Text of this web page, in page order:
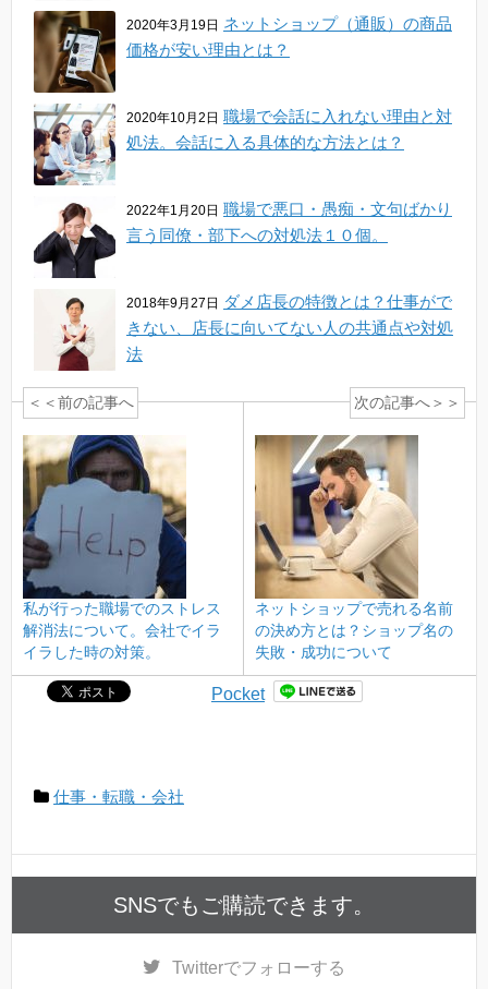
2020年3月19日 ネットショップ（通販）の商品
価格が安い理由とは？
2020年10月2日 職場で会話に入れない理由と対
処法。会話に入る具体的な方法とは？
2022年1月20日 職場で悪口・愚痴・文句ばかり
言う同僚・部下への対処法１０個。
2018年9月27日 ダメ店長の特徴とは？仕事がで
きない、店長に向いてない人の共通点や対処
法
＜＜前の記事へ
私が行った職場でのストレス
解消法について。会社でイラ
イラした時の対策。
次の記事へ＞＞
ネットショップで売れる名前
の決め方とは？ショップ名の
失敗・成功について
Pocket
仕事・転職・会社
SNSでもご購読できます。
Twitterでフォローする